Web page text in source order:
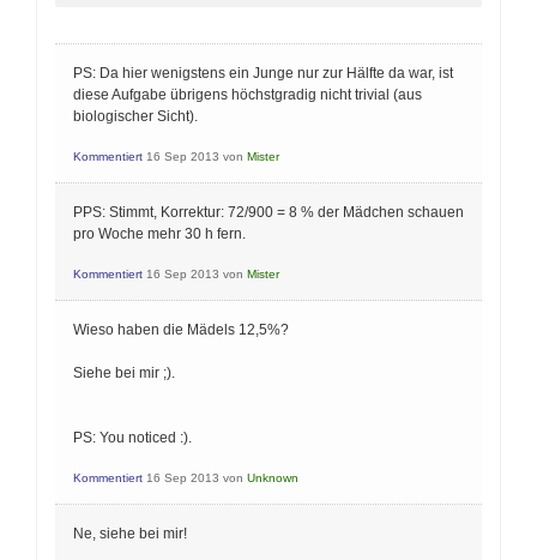
PS: Da hier wenigstens ein Junge nur zur Hälfte da war, ist
diese Aufgabe übrigens höchstgradig nicht trivial (aus
biologischer Sicht).
Kommentiert 16 Sep 2013 von Mister
PPS: Stimmt, Korrektur: 72/900 = 8 % der Mädchen schauen
pro Woche mehr 30 h fern.
Kommentiert 16 Sep 2013 von Mister
Wieso haben die Mädels 12,5%?
Siehe bei mir ;).
PS: You noticed :).
Kommentiert 16 Sep 2013 von Unknown
Ne, siehe bei mir!